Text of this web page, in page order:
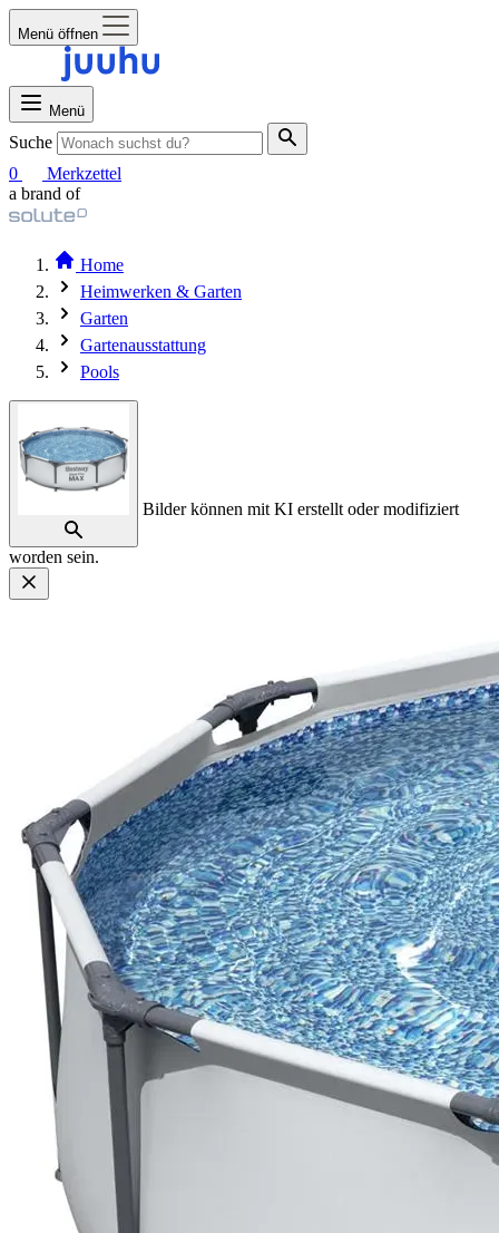
Menü öffnen
Menü
Suche
0
Merkzettel
a brand of
Home
Heimwerken & Garten
Garten
Gartenausstattung
Pools
Bilder können mit KI erstellt oder modifiziert
worden sein.